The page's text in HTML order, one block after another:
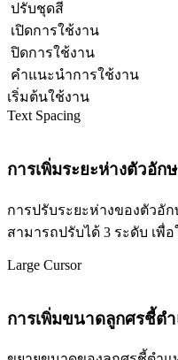
ปรับชุดสี
เปิดการใช้งาน
ปิดการใช้งาน
คำแนะนำการใช้งาน
เริ่มต้นใช้งาน
Text Spacing
การเพิ่มระยะห่างตัวอัก
การปรับระยะห่างของตัวอั
สามารถปรับได้ 3 ระดับ เพื่
Large Cursor
การเพิ่มขนาดลูกศรชี้ต